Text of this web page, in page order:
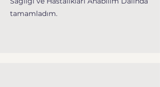
tamamladım.